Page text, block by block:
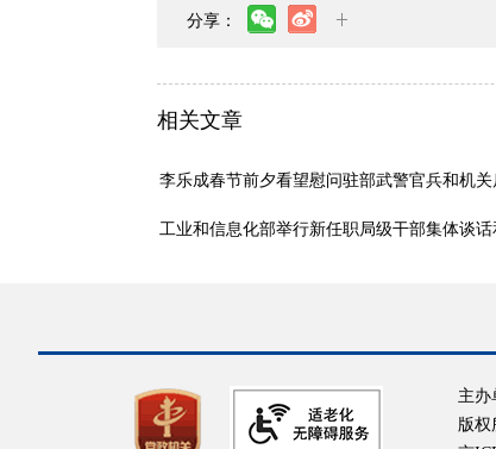
分享：
相关文章
李乐成春节前夕看望慰问驻部武警官兵和机
工业和信息化部举行新任职局级干部集体谈
主办
版权